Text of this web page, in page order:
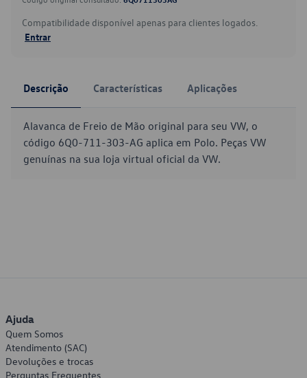
Compatibilidade disponível apenas para clientes logados.
Entrar
Descrição Características Aplicações
Alavanca de Freio de Mão original para seu VW, o
código 6Q0-711-303-AG aplica em Polo. Peças VW
genuínas na sua loja virtual oficial da VW.
Ajuda
Quem Somos
Atendimento (SAC)
Devoluções e trocas
Perguntas Frequentes